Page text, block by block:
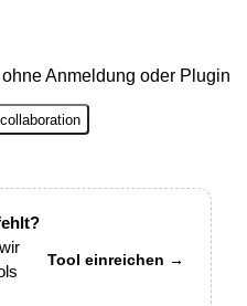
Anmeldung oder Plugin
collaboration
Tool einreichen →